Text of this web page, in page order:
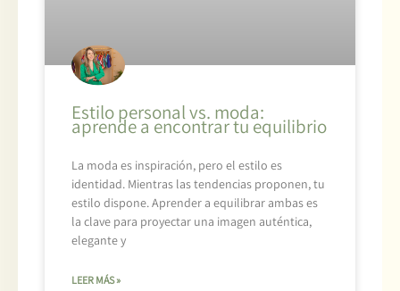
Estilo personal vs. moda:
aprende a encontrar tu equilibrio
La moda es inspiración, pero el estilo es
identidad. Mientras las tendencias proponen, tu
estilo dispone. Aprender a equilibrar ambas es
la clave para proyectar una imagen auténtica,
elegante y
LEER MÁS »